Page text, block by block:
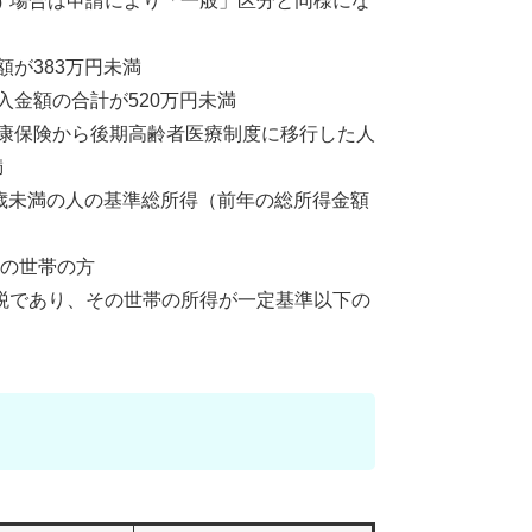
が383万円未満
額の合計が520万円未満
険から後期高齢者医療制度に移行した人
満の人の基準総所得（前年の総所得金額
世帯の方
であり、その世帯の所得が一定基準以下の